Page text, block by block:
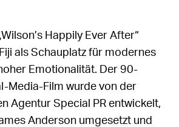
Happily Ever After“
als Schauplatz für modernes
Emotionalität. Der 90-
Media-Film wurde von der
Agentur Special PR entwickelt,
Anderson umgesetzt und